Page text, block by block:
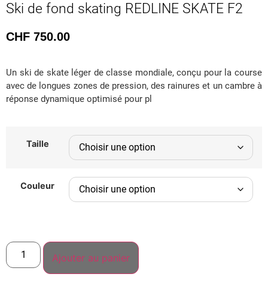
Ski de fond skating REDLINE SKATE F2
CHF 750.00
Un ski de skate léger de classe mondiale, conçu pour la course
avec de longues zones de pression, des rainures et un cambre à
réponse dynamique optimisé pour pl
Taille
Couleur
Ajouter au panier